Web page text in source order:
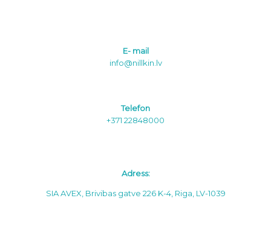
E- mail
info@nillkin.lv
Telefon
+371 22848000
Adress:
SIA AVEX, Brivibas gatve 226 K-4, Riga, LV-1039